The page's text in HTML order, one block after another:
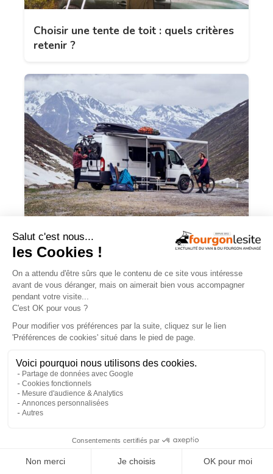
Choisir une tente de toit : quels critères
retenir ?
Charge utile en vans et fourgons
aménagés : ce qu’il faut savoir
Mercedes Sprinter : le 4×4 est-il